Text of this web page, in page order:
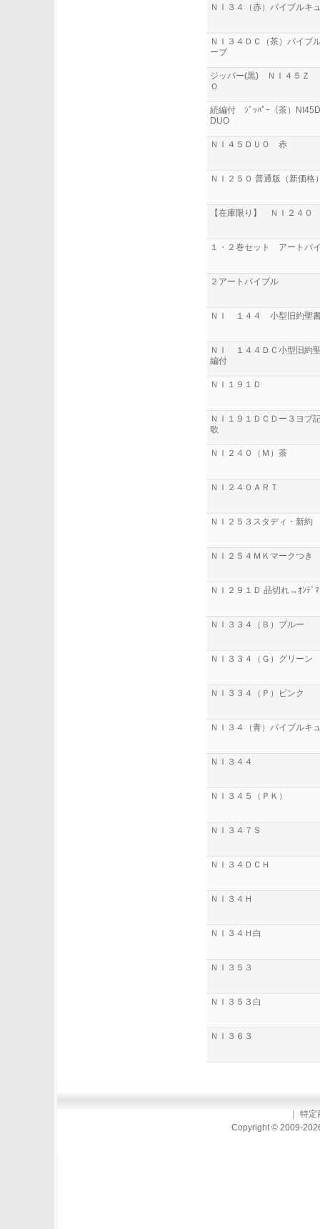
ＮＩ３４（赤）バイブルキ
ＮＩ３４ＤＣ（茶）バイブ
ーブ
ジッパー(黒) ＮＩ４５Ｚ
Ｏ
続編付 ｼﾞｯﾊﾟｰ（茶）
DUO
ＮＩ４５ＤＵＯ 赤
ＮＩ２５０ 普通版（新価格
【在庫限り】 ＮＩ２４０
１・２巻セット アートバ
２アートバイブル
ＮＩ １４４ 小型旧約聖
ＮＩ １４４ＤＣ小型旧約
編付
ＮＩ１９１Ｄ
ＮＩ１９１ＤＣＤー３ヨブ
歌
ＮＩ２４０（Ｍ）茶
ＮＩ２４０ＡＲＴ
ＮＩ２５３スタディ・新約
ＮＩ２５４ＭＫマークつき
ＮＩ２９１Ｄ 品切れ→ｵﾝﾃﾞ
ＮＩ３３４（Ｂ）ブルー
ＮＩ３３４（Ｇ）グリーン
ＮＩ３３４（Ｐ）ピンク
ＮＩ３４（青）バイブルキ
ＮＩ３４４
ＮＩ３４５（ＰＫ）
ＮＩ３４７Ｓ
ＮＩ３４ＤＣＨ
ＮＩ３４Ｈ
ＮＩ３４Ｈ白
ＮＩ３５３
ＮＩ３５３白
ＮＩ３６３
特定
Copyright © 2009-